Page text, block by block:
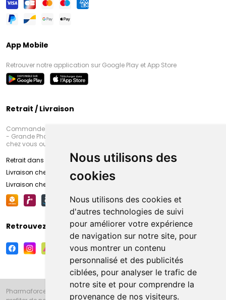
Nous utilisons des
cookies
Nous utilisons des cookies et
d'autres technologies de suivi
pour améliorer votre expérience
de navigation sur notre site, pour
vous montrer un contenu
personnalisé et des publicités
ciblées, pour analyser le trafic de
notre site et pour comprendre la
provenance de nos visiteurs.
App Mobile
Retrouver notre application sur Google Play et App Store
Retrait / Livraison
Commandez en ligne et venez chercher votre commande à Amiens
- Grande Pharmacie d’Amiens (Fachon) ou recevez-là rapidement
chez vous ou en point retrait
Retrait dans la pharmacie d’Amiens
Livraison chez vous
Livraison chez votre commerçant
Retrouvez-nous sur vos réseaux sociaux
Pharmaforce.fr et la Grande Pharmacie d’Amiens vous souhaitent de